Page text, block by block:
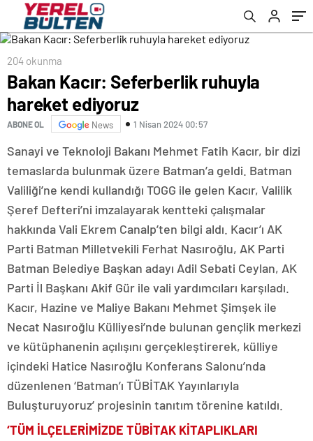
204 okunma
Bakan Kacır: Seferberlik ruhuyla
hareket ediyoruz
ABONE OL News 1 Nisan 2024 00:57
Sanayi ve Teknoloji Bakanı Mehmet Fatih Kacır, bir dizi
temaslarda bulunmak üzere Batman’a geldi. Batman
Valiliği’ne kendi kullandığı TOGG ile gelen Kacır, Valilik
Şeref Defteri’ni imzalayarak kentteki çalışmalar
hakkında Vali Ekrem Canalp’ten bilgi aldı. Kacır’ı AK
Parti Batman Milletvekili Ferhat Nasıroğlu, AK Parti
Batman Belediye Başkan adayı Adil Sebati Ceylan, AK
Parti İl Başkanı Akif Gür ile vali yardımcıları karşıladı.
Kacır, Hazine ve Maliye Bakanı Mehmet Şimşek ile
Necat Nasıroğlu Külliyesi’nde bulunan gençlik merkezi
ve kütüphanenin açılışını gerçekleştirerek, külliye
içindeki Hatice Nasıroğlu Konferans Salonu’nda
düzenlenen ‘Batman’ı TÜBİTAK Yayınlarıyla
Buluşturuyoruz’ projesinin tanıtım törenine katıldı.
‘TÜM İLÇELERİMİZDE TÜBİTAK KİTAPLIKLARI